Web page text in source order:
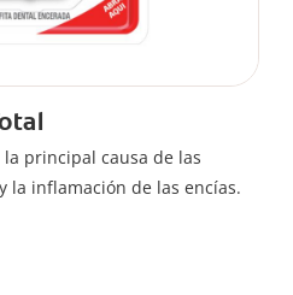
principal causa de las
la inflamación de las encías.